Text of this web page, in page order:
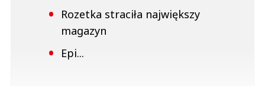
Rozetka straciła największy
magazyn
Epi...